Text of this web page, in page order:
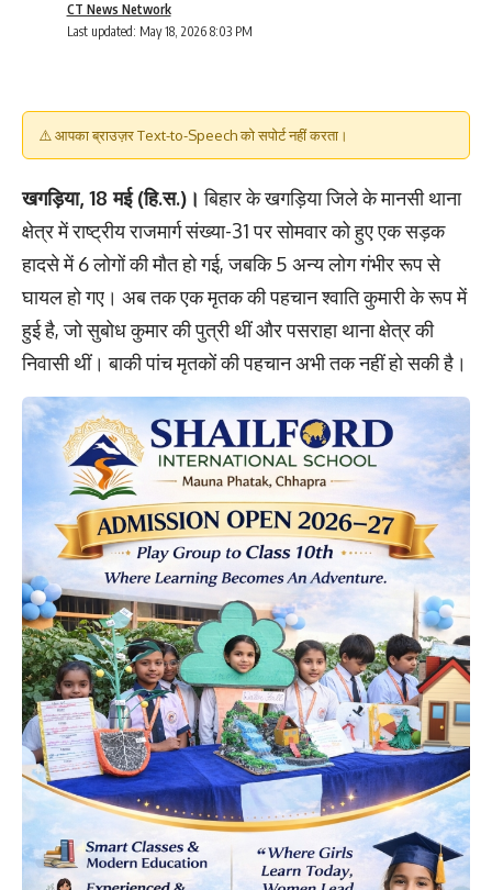
Last updated: May 18, 2026 8:03 PM
CT News Network
⚠️ आपका ब्राउज़र Text-to-Speech को सपोर्ट नहीं करता।
खगड़िया, 18 मई (हि.स.)। बिहार के खगड़िया जिले के मानसी थाना
क्षेत्र में राष्ट्रीय राजमार्ग संख्या-31 पर सोमवार को हुए एक सड़क
हादसे में 6 लोगों की मौत हो गई, जबकि 5 अन्य लोग गंभीर रूप से
घायल हो गए। अब तक एक मृतक की पहचान श्वाति कुमारी के रूप में
हुई है, जो सुबोध कुमार की पुत्री थीं और पसराहा थाना क्षेत्र की
निवासी थीं। बाकी पांच मृतकों की पहचान अभी तक नहीं हो सकी है।